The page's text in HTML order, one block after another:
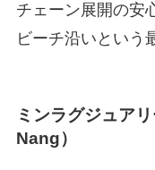
チェーン展開の安
ビーチ沿いという
ミンラグジュア
Nang）